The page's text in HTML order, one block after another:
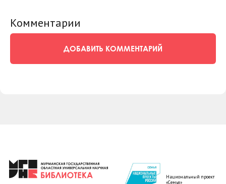
Комментарии
ДОБАВИТЬ КОММЕНТАРИЙ
Национальный проект
«Семья»